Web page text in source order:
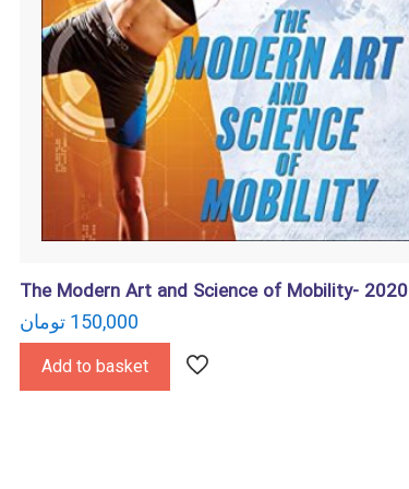
The Modern Art and Science of Mobility- 2020
150,000 تومان
Add to basket